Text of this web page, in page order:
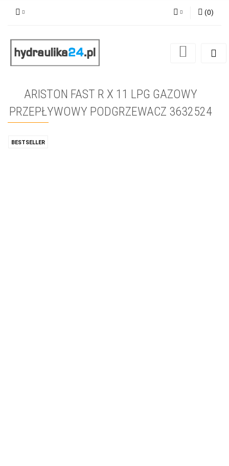
Zarejestruj się
(0)
ARISTON FAST R X 11 LPG GAZOWY
PRZEPŁYWOWY PODGRZEWACZ 3632524
BESTSELLER